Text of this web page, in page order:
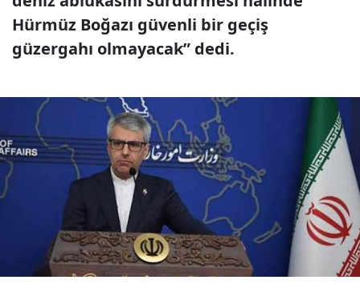
Hürmüz Boğazı güvenli bir geçiş
güzergahı olmayacak” dedi.